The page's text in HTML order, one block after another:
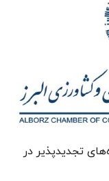
تجدیدپذیر در